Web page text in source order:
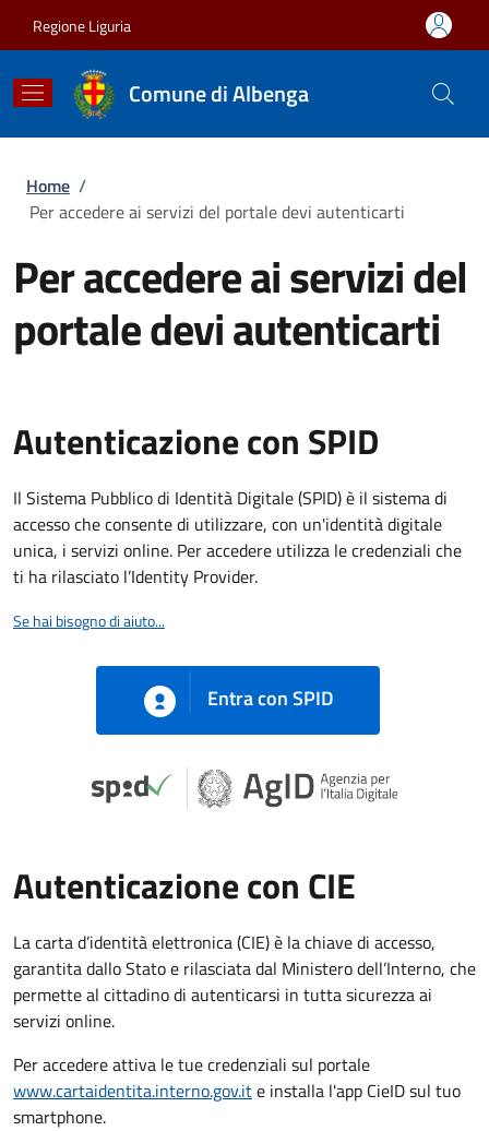
Regione Liguria
Comune di Albenga
Briciole di pane
Home /
Per accedere ai servizi del portale devi autenticarti
Per accedere ai servizi del
portale devi autenticarti
Autenticazione con SPID
Il Sistema Pubblico di Identità Digitale (SPID) è il sistema di
accesso che consente di utilizzare, con un'identità digitale
unica, i servizi online. Per accedere utilizza le credenziali che
ti ha rilasciato l’Identity Provider.
Se hai bisogno di aiuto...
Entra con SPID
Autenticazione con CIE
La carta d’identità elettronica (CIE) è la chiave di accesso,
garantita dallo Stato e rilasciata dal Ministero dell’Interno, che
permette al cittadino di autenticarsi in tutta sicurezza ai
servizi online.
Per accedere attiva le tue credenziali sul portale
www.cartaidentita.interno.gov.ite installa l'app CieID sul tuo
smartphone.